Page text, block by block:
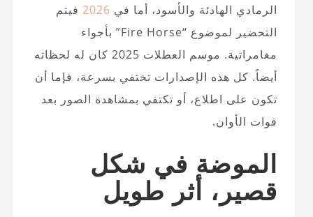
الرمادي الهادئة والأسود، أما في 2026فيتم
التحضير لموضوع “Fire Horse” بأجواء
مغامراتية. موسم العطلات 2025 كان له لحظاته
أيضاً. كل هذه الإصدارات تختفي بسرعة، فإما أن
تكون على اطلاع، أو تكتفي بمشاهدة الصور بعد
فوات الأوان.
الموضة في شكل
قصير، أثر طويل